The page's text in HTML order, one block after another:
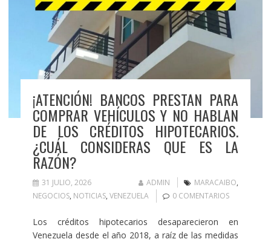
¡ATENCIÓN! BANCOS PRESTAN PARA
COMPRAR VEHÍCULOS Y NO HABLAN
DE LOS CRÉDITOS HIPOTECARIOS.
¿CUÁL CONSIDERAS QUE ES LA
RAZÓN?
31 JULIO, 2026 ADMIN MARACAIBO,
NEGOCIOS, NOTICIAS, VENEZUELA 0 COMENTARIOS
Los créditos hipotecarios desaparecieron en
Venezuela desde el año 2018, a raíz de las medidas